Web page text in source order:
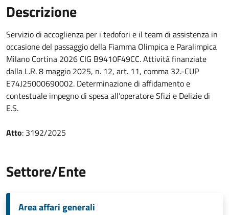
Descrizione
Servizio di accoglienza per i tedofori e il team di assistenza in
occasione del passaggio della Fiamma Olimpica e Paralimpica
Milano Cortina 2026 CIG B9410F49CC. Attività finanziate
dalla L.R. 8 maggio 2025, n. 12, art. 11, comma 32.-CUP
E74J25000690002. Determinazione di affidamento e
contestuale impegno di spesa all’operatore Sfizi e Delizie di
E.S.
Atto: 3192/2025
Settore/Ente
Area affari generali